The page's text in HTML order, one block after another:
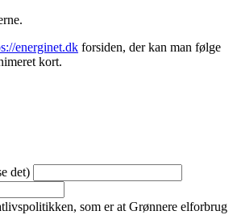
energinet.dk forsiden, der kan man følge
kort.
det)
som er at Grønnere elforbrug